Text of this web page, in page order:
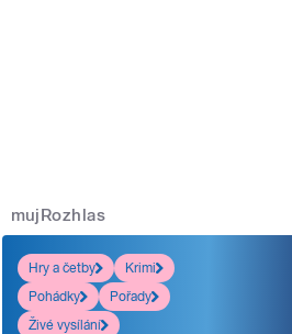
mujRozhlas
Hry a četby
Krimi
Pohádky
Pořady
Živé vysílání